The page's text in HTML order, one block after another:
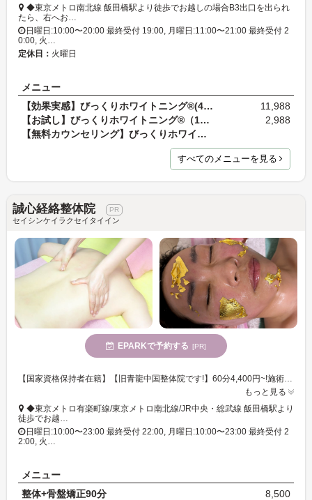
◆東京メトロ南北線 飯田橋駅より徒歩でお越しの場合B3出口を出られ
たら、右へお…
日曜日:10:00〜20:00 最終受付 19:00, 月曜日:11:00〜21:00 最終受付 2
0:00, 火…
定休日： 火曜日
メニュー
【効果実感】びっくりホワイトニング®(45分)
11,988
【お試し】びっくりホワイトニング®（10分）
2,988
【無料カウンセリング】びっくりホワイトニング®ご相…
すべてのメニューを見る
誠心経絡整体院
セイシンケイラクセイタイイン
EPARKで予約する [PR]
もっと見る
◆東京メトロ有楽町線/東京メトロ南北線/JR中央・総武線 飯田橋駅より
徒歩でお越…
日曜日:10:00〜23:00 最終受付 22:00, 月曜日:10:00〜23:00 最終受付 2
2:00, 火…
メニュー
整体+骨盤矯正90分
8,500